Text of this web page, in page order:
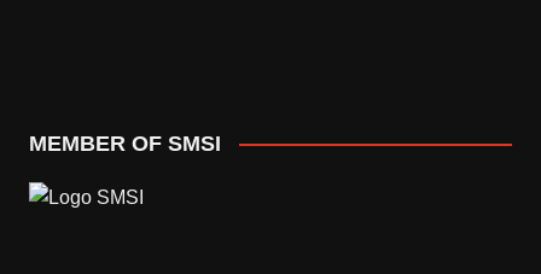
MEMBER OF SMSI